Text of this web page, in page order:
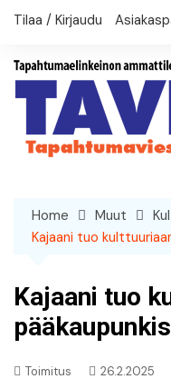
Skip
Tilaa / Kirjaudu
Home Muut
Kajaani tuo
Kajaani tuo
Toimitus 26.2.2025